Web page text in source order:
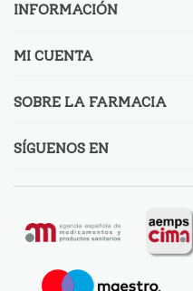
INFORMACIÓN
MI CUENTA
SOBRE LA FARMACIA
SÍGUENOS EN